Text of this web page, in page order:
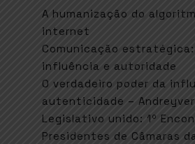
A humanização do
internet
Comunicação
influência e autoridade
O verdadeiro poder da
autenticidade –
Legislativo unido: 1º
Presidentes de Câmaras